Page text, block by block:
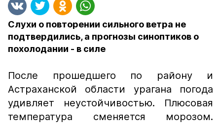
Слухи о повторении сильного ветра не
подтвердились, а прогнозы синоптиков о
похолодании - в силе
После прошедшего по району и
Астраханской области урагана погода
удивляет неустойчивостью. Плюсовая
температура сменяется морозом.